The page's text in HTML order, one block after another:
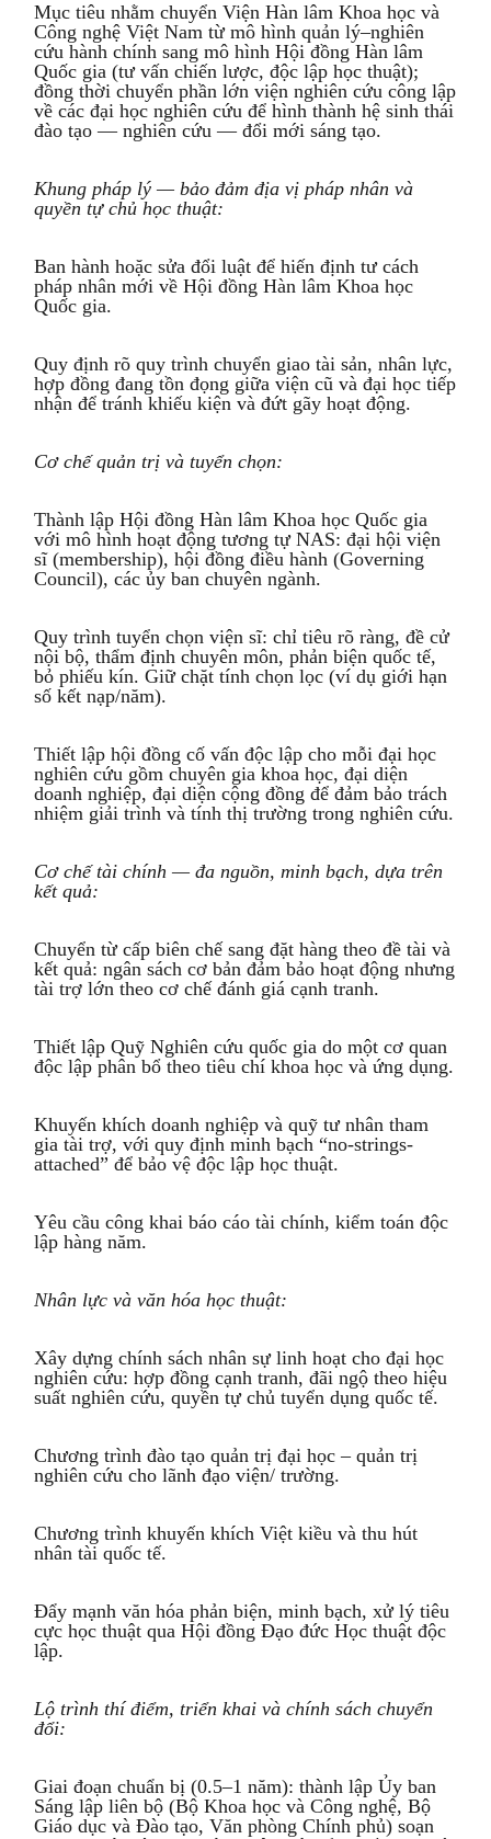
Mục tiêu nhằm chuyển Viện Hàn lâm Khoa học và
Công nghệ Việt Nam từ mô hình quản lý–nghiên
cứu hành chính sang mô hình Hội đồng Hàn lâm
Quốc gia (tư vấn chiến lược, độc lập học thuật);
đồng thời chuyển phần lớn viện nghiên cứu công lập
về các đại học nghiên cứu để hình thành hệ sinh thái
đào tạo — nghiên cứu — đổi mới sáng tạo.
Khung pháp lý — bảo đảm địa vị pháp nhân và
quyền tự chủ học thuật:
Ban hành hoặc sửa đổi luật để hiến định tư cách
pháp nhân mới về Hội đồng Hàn lâm Khoa học
Quốc gia.
Quy định rõ quy trình chuyển giao tài sản, nhân lực,
hợp đồng đang tồn đọng giữa viện cũ và đại học tiếp
nhận để tránh khiếu kiện và đứt gãy hoạt động.
Cơ chế quản trị và tuyển chọn:
Thành lập Hội đồng Hàn lâm Khoa học Quốc gia
với mô hình hoạt động tương tự NAS: đại hội viện
sĩ (membership), hội đồng điều hành (Governing
Council), các ủy ban chuyên ngành.
Quy trình tuyển chọn viện sĩ: chỉ tiêu rõ ràng, đề cử
nội bộ, thẩm định chuyên môn, phản biện quốc tế,
bỏ phiếu kín. Giữ chặt tính chọn lọc (ví dụ giới hạn
số kết nạp/năm).
Thiết lập hội đồng cố vấn độc lập cho mỗi đại học
nghiên cứu gồm chuyên gia khoa học, đại diện
doanh nghiệp, đại diện cộng đồng để đảm bảo trách
nhiệm giải trình và tính thị trường trong nghiên cứu.
Cơ chế tài chính — đa nguồn, minh bạch, dựa trên
kết quả:
Chuyển từ cấp biên chế sang đặt hàng theo đề tài và
kết quả: ngân sách cơ bản đảm bảo hoạt động nhưng
tài trợ lớn theo cơ chế đánh giá cạnh tranh.
Thiết lập Quỹ Nghiên cứu quốc gia do một cơ quan
độc lập phân bổ theo tiêu chí khoa học và ứng dụng.
Khuyến khích doanh nghiệp và quỹ tư nhân tham
gia tài trợ, với quy định minh bạch “no-strings-
attached” để bảo vệ độc lập học thuật.
Yêu cầu công khai báo cáo tài chính, kiểm toán độc
lập hàng năm.
Nhân lực và văn hóa học thuật:
Xây dựng chính sách nhân sự linh hoạt cho đại học
nghiên cứu: hợp đồng cạnh tranh, đãi ngộ theo hiệu
suất nghiên cứu, quyền tự chủ tuyển dụng quốc tế.
Chương trình đào tạo quản trị đại học – quản trị
nghiên cứu cho lãnh đạo viện/ trường.
Chương trình khuyến khích Việt kiều và thu hút
nhân tài quốc tế.
Đẩy mạnh văn hóa phản biện, minh bạch, xử lý tiêu
cực học thuật qua Hội đồng Đạo đức Học thuật độc
lập.
Lộ trình thí điểm, triển khai và chính sách chuyển
đổi:
Giai đoạn chuẩn bị (0.5–1 năm): thành lập Ủy ban
Sáng lập liên bộ (Bộ Khoa học và Công nghệ, Bộ
Giáo dục và Đào tạo, Văn phòng Chính phủ) soạn